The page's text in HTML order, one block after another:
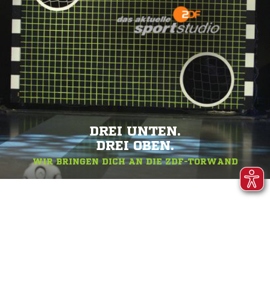
DREI UNTEN.
DREI OBEN.
WIR BRINGEN DICH AN DIE ZDF-TORWAND